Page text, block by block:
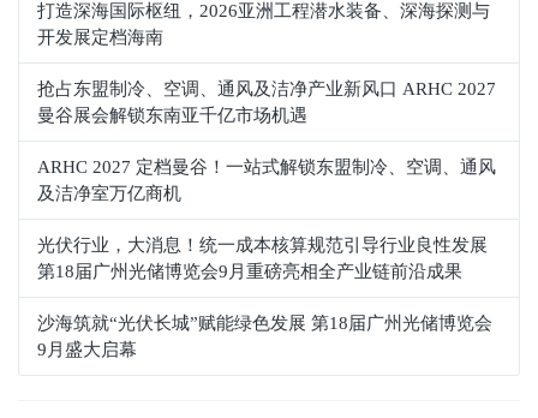
打造深海国际枢纽，2026亚洲工程潜水装备、深海探测与
开发展定档海南
抢占东盟制冷、空调、通风及洁净产业新风口 ARHC 2027
曼谷展会解锁东南亚千亿市场机遇
ARHC 2027 定档曼谷！一站式解锁东盟制冷、空调、通风
及洁净室万亿商机
光伏行业，大消息！统一成本核算规范引导行业良性发展
第18届广州光储博览会9月重磅亮相全产业链前沿成果
沙海筑就“光伏长城”赋能绿色发展 第18届广州光储博览会
9月盛大启幕